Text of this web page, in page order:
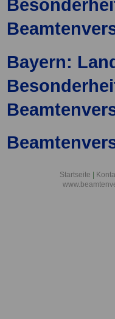
Bayern:
Startseite